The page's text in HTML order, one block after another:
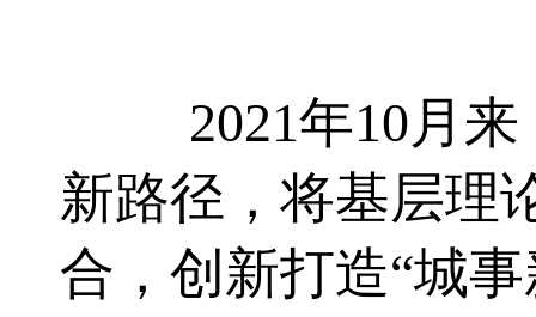
2021年10月
新路径，将基层理
合，创新打造“城